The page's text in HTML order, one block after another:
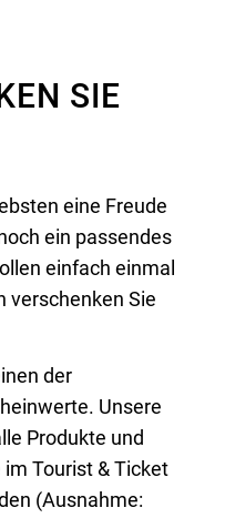
SIE
eine Freude
ein passendes
einfach einmal
verschenken Sie
der
Unsere
Produkte und
Tourist & Ticket
(Ausnahme: